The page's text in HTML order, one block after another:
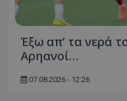
Έξω απ’ τα νερά
Αρηανοί…
07.08.2026 - 12:26